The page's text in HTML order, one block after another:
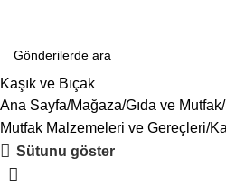
Kaşık ve Bıçak
Ana Sayfa Mağaza Gıda ve Mutfak
Mutfak Malzemeleri ve Gereçleri
Sütunu göster